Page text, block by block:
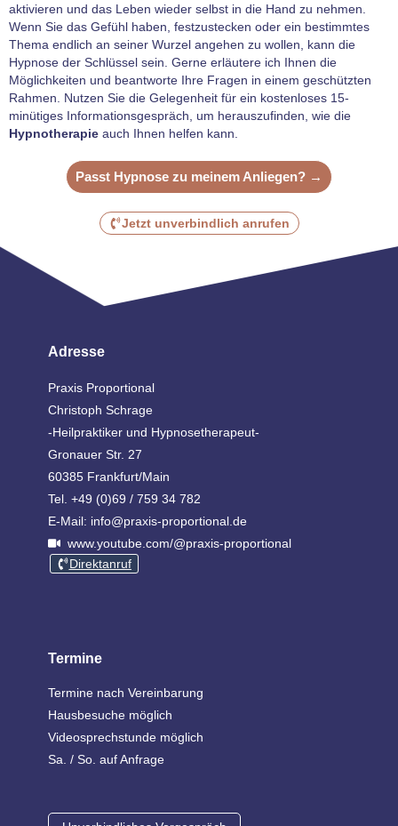
aktivieren und das Leben wieder selbst in die Hand zu nehmen.
Wenn Sie das Gefühl haben, festzustecken oder ein bestimmtes
Thema endlich an seiner Wurzel angehen zu wollen, kann die
Hypnose der Schlüssel sein. Gerne erläutere ich Ihnen die
Möglichkeiten und beantworte Ihre Fragen in einem geschützten
Rahmen. Nutzen Sie die Gelegenheit für ein kostenloses 15-
minütiges Informationsgespräch, um herauszufinden, wie die
Hypnotherapie auch Ihnen helfen kann.
Passt Hypnose zu meinem Anliegen? →
Jetzt unverbindlich anrufen
Adresse
Praxis Proportional
Christoph Schrage
-Heilpraktiker und Hypnosetherapeut-
Gronauer Str. 27
60385 Frankfurt/Main
Tel. +49 (0)69 / 759 34 782
E-Mail: info@praxis-proportional.de
www.youtube.com/@praxis-proportional
Direktanruf
Termine
Termine nach Vereinbarung
Hausbesuche möglich
Videosprechstunde möglich
Sa. / So. auf Anfrage